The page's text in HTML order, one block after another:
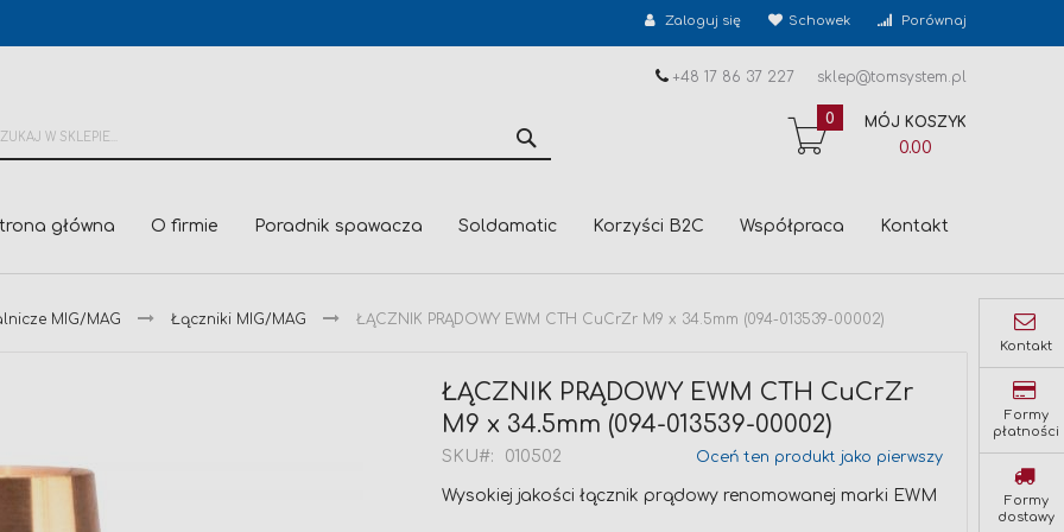
Zaloguj się Schowek Porównaj
+48 17 86 37 227 sklep@tomsystem.pl
MÓJ KOSZYK
0.00
0
główna O firmie Poradnik spawacza Soldamatic Korzyści B2C Współpraca Kontakt
MIG/MAG Łączniki MIG/MAG ŁĄCZNIK PRĄDOWY EWM CTH CuCrZr M9 x 34.5mm (094-013539-00002)
ŁĄCZNIK PRĄDOWY EWM CTH CuCrZr
M9 x 34.5mm (094-013539-00002)
SKU 010502 Oceń ten produkt jako pierwszy
Wysokiej jakości łącznik prądowy renomowanej marki EWM
Kontakt
Formy
płatności
Formy
dostawy